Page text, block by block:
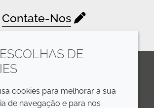
Contate-Nos
LinkedInYoutubeLine
DE
cookies para melhorar a sua
de navegação e para nos